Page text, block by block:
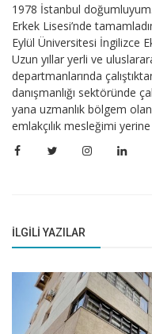
1978 İstanbul
Erkek Lisesi’nde
Eylül Üniversitesi İngilizce
Uzun yıllar yerli ve
departmanlarında
danışmanlığı sektöründe
yana uzmanlık bölgem
emlakçılık mesleğimi
İLGILI YAZILAR